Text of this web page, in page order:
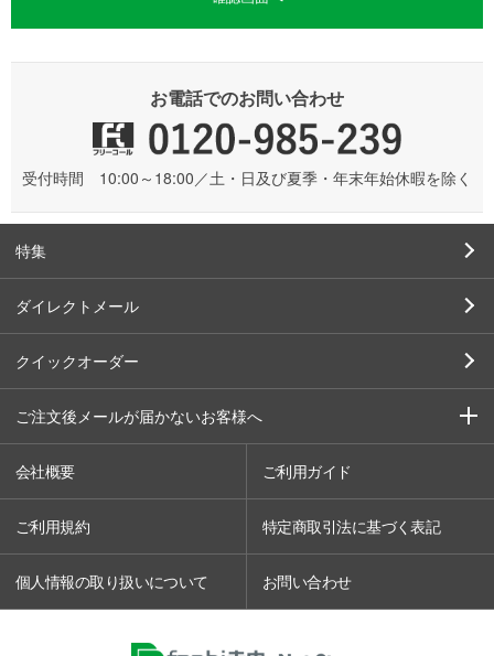
お電話でのお問い合わせ
受付時間 10:00～18:00／土・日及び夏季・年末年始休暇を除く
特集
ダイレクトメール
クイックオーダー
ご注文後メールが届かないお客様へ
会社概要 ご利用ガイド
ご利用規約 特定商取引法に基づく表記
個人情報の取り扱いについて お問い合わせ